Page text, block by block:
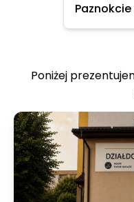
Poniżej